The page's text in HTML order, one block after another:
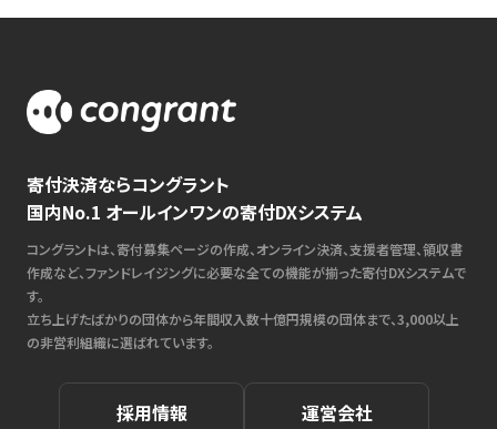
寄付決済ならコングラント
国内No.1 オールインワンの寄付DXシステム
コングラントは、寄付募集ページの作成、オンライン決済、支援者管理、領収書
作成など、ファンドレイジングに必要な全ての機能が揃った寄付DXシステムで
す。
立ち上げたばかりの団体から年間収入数十億円規模の団体まで、3,000以上
の非営利組織に選ばれています。
採用情報 運営会社